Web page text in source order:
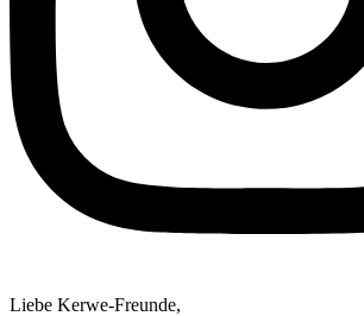
Liebe Kerwe-Freunde,